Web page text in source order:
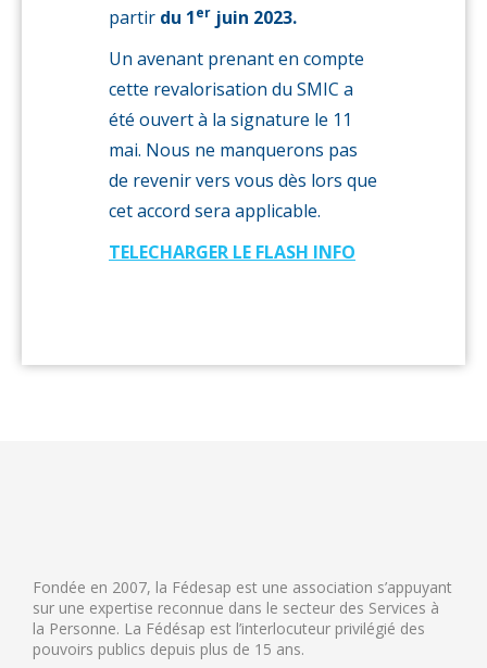
partir du 1er juin 2023.
Un avenant prenant en compte
cette revalorisation du SMIC a
été ouvert à la signature le 11
mai. Nous ne manquerons pas
de revenir vers vous dès lors que
cet accord sera applicable.
TELECHARGER LE FLASH INFO
Fondée en 2007, la Fédesap est une association s’appuyant
sur une expertise reconnue dans le secteur des Services à
la Personne. La Fédésap est l’interlocuteur privilégié des
pouvoirs publics depuis plus de 15 ans.